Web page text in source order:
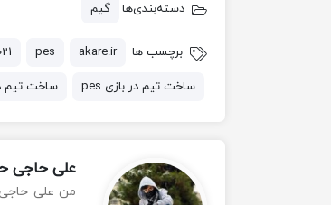
دسته‌بندی‌ها گیم
برچسب ها akare.ir
pes
ساخت تیم در بازی pes ساخت تیم
علی حاجی